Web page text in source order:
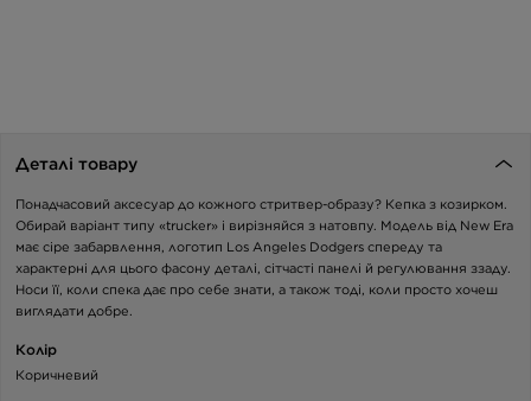
Деталі товару
Понадчасовий аксесуар до кожного стритвер-образу? Кепка з козирком.
Обирай варіант типу «trucker» і вирізняйся з натовпу. Модель від New Era
має сіре забарвлення, логотип Los Angeles Dodgers спереду та
характерні для цього фасону деталі, сітчасті панелі й регулювання ззаду.
Носи її, коли спека дає про себе знати, а також тоді, коли просто хочеш
виглядати добре.
Колір
Коричневий